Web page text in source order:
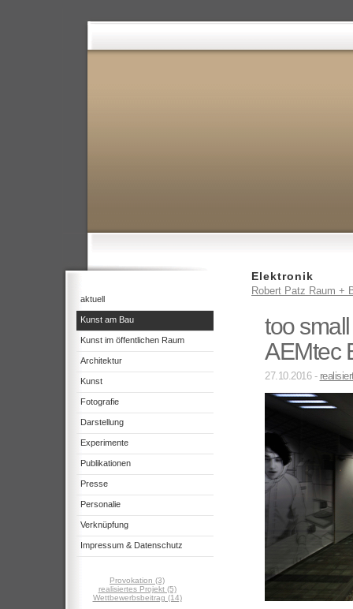
aktuell
Kunst am Bau
Kunst im öffentlichen Raum
Architektur
Kunst
Fotografie
Darstellung
Experimente
Publikationen
Presse
Personalie
Verknüpfung
Impressum & Datenschutz
Provokation (3)
realisiertes Projekt (5)
Wettbewerbsbeitrag (14)
Elektronik
Robert Patz Raum +
too
AEMtec
27.10.2016 -